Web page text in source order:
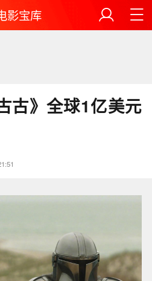
影宝库
古》全球1亿美元